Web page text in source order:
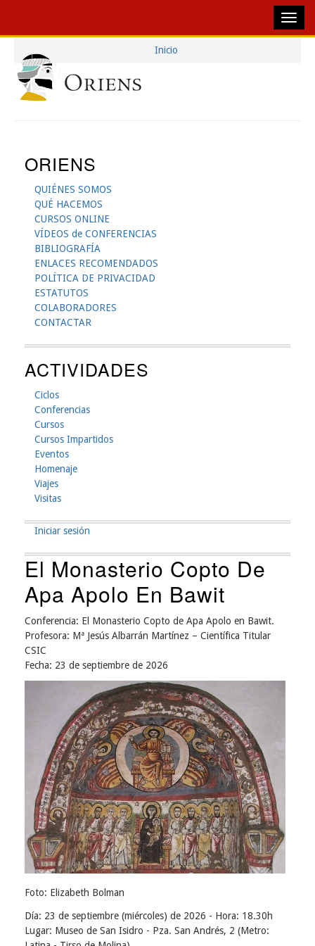
contenido
principal
Navegación
Principal
Sobrescribir
Enlaces
A
La
Navegación
Inicio
ORIENS
QUIÉNES SOMOS
QUÉ HACEMOS
CURSOS ONLINE
VÍDEOS de CONFERENCIAS
BIBLIOGRAFÍA
ENLACES RECOMENDADOS
POLÍTICA DE PRIVACIDAD
ESTATUTOS
COLABORADORES
CONTACTAR
ACTIVIDADES
Ciclos
Conferencias
Cursos
Cursos Impartidos
Eventos
Homenaje
Viajes
Visitas
De
Cuenta
De
Usuario
Iniciar sesión
El Monasterio Copto De
Apa Apolo En Bawit
Conferencia: El Monasterio Copto de Apa Apolo en Bawit.
Profesora: Mª Jesús Albarrán Martínez – Científica Titular
CSIC
Fecha: 23 de septiembre de 2026
Foto: Elizabeth Bolman
Día: 23 de septiembre (miércoles) de 2026 - Hora: 18.30h
Lugar: Museo de San Isidro - Pza. San Andrés, 2 (Metro: